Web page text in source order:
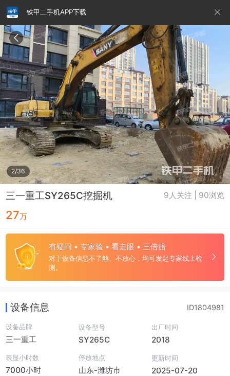
铁甲二手机APP下载
2/36
三一重工SY265C挖掘机 9人关注 | 90浏览
27万
有疑问 • 专家验 • 看走眼 • 三倍赔
对于设备信息不了解、不放心，均可发起专家线上检
测。
请输入手机号
提
交
即
表
示
您
同
意
《隐
私
政
策》
设备信息 ID1804981
设备品牌
三一重工
设备型号
SY265C
出厂时间
2018
表显小时数
7000小时
停放地点
山东-潍坊市
更新时间
2025-07-20
铁甲龙总部 4000099032 认证经纪人